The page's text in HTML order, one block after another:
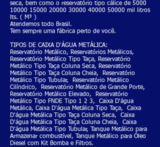
seca, bem como o reservatório tipo cálice de 5000
10000 15000 20000 30000 40000 50000 mil litros
lts. ( M³ )
Atendemos todo Brasil.
Tem sempre uma fábrica perto de você.
TIPOS DE CAIXA D'ÁGUA METÁLICA:
Reservatório Metálico, Reservatórios Metálicos,
Reservatório Metálico Tipo Taça, Reservatório
Metálico Tipo Taça Coluna Seca, Reservatório
Metálico Tipo Taça Coluna Cheia, Reservatório
Metálico Tipo Tubular, Reservatório Metálico
Cilíndrico, Reservatório Metálico de Grande Porte,
Reservatório Metálico Elevado, Reservatório
Metálico Tipo FNDE Tipo 1 2 3, Caixa D'água
Metálica, Caixa D'água Metálica Tipo Taça, Caixa
D'água Metálica Tipo Taça Coluna Seca, Caixa
D'água Metálica Tipo Taça Coluna Cheia, Caixa
D'água Metálica Tipo Tubular, Tanque Metálico para
Armazenar combustível, Tanque Metálico para Óleo
Diesel com Kit Bomba e Filtros.